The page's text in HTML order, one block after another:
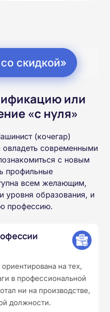
скидкой»
или
«с нуля»
(кочегар)
овладеть современными
с новым
профильные
всем желающим,
уровня образования, и
профессию.
на тех,
в профессиональной
ни на производстве,
должности.